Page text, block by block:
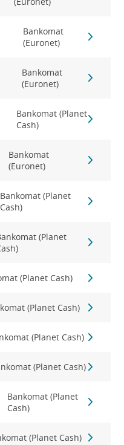
Bankomat
(Euronet)
Bankomat
(Euronet)
Bankomat (Planet
Cash)
Bankomat
(Euronet)
Bankomat (Planet
Cash)
(Planet
(Planet Cash)
(Planet Cash)
(Planet Cash)
(Planet Cash)
Bankomat (Planet
Cash)
(Planet Cash)